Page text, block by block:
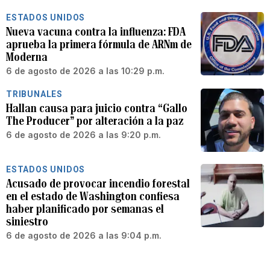
ESTADOS UNIDOS
Nueva vacuna contra la influenza: FDA
aprueba la primera fórmula de ARNm de
Moderna
6 de agosto de 2026 a las 10:29 p.m.
TRIBUNALES
Hallan causa para juicio contra “Gallo
The Producer” por alteración a la paz
6 de agosto de 2026 a las 9:20 p.m.
ESTADOS UNIDOS
Acusado de provocar incendio forestal
en el estado de Washington confiesa
haber planificado por semanas el
siniestro
6 de agosto de 2026 a las 9:04 p.m.